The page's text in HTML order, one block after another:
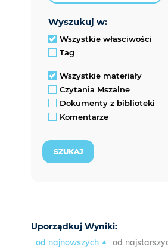
wyszukuj w:
Wszystkie własciwości
Tag
Wszystkie materiały
Czytania Mszalne
Dokumenty z biblioteki
Komentarze
Uporządkuj Wyniki:
od najnowszych
od